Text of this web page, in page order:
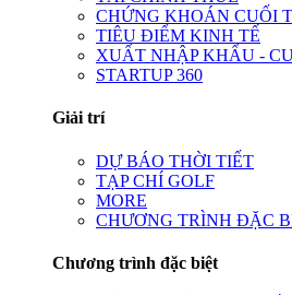
CHỨNG KHOÁN CUỐI
TIÊU ĐIỂM KINH TẾ
XUẤT NHẬP KHẨU -
STARTUP 360
Giải trí
DỰ BÁO THỜI TIẾT
TẠP CHÍ GOLF
MORE
CHƯƠNG TRÌNH ĐẶC
Chương trình đặc biệt